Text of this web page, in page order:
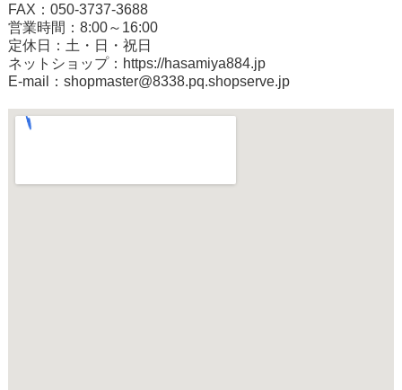
FAX：050-3737-3688
営業時間：8:00～16:00
定休日：土・日・祝日
ネットショップ： https://hasamiya884.jp
E-mail：shopmaster@8338.pq.shopserve.jp